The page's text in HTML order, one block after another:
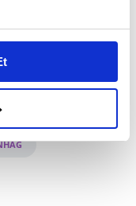
özel
Bunu yaparken
sunmak
adına
ve bu noktada,
noktasında tek gelir
#PANATHİNAİKOS